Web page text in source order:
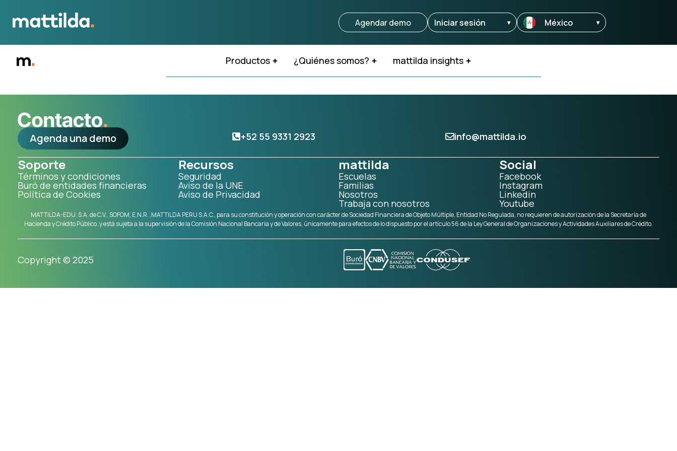
Agendar demo Iniciar sesión ▾ México
Productos ¿Quiénes somos? mattilda insights
Agenda una demo +52 55 9331 2923 info@mattilda.io
Soporte
Términos y condiciones
Buró de entidades financieras
Política de Cookies
Recursos
Seguridad
Aviso de la UNE
Aviso de Privacidad
mattilda
Escuelas
Familias
Nosotros
Trabaja con nosotros
Social
Facebook
Instagram
Linkedin
Youtube
MATTILDA-EDU, S.A. de C.V., SOFOM, E.N.R. ,MATTILDA PERU S.A.C., para su constitución y operación con carácter de Sociedad Financiera de Objeto Múltiple, Entidad No Regulada, no requieren de autorización de la Secretaría de
Hacienda y Crédito Público, y está sujeta a la supervisión de la Comisión Nacional Bancaria y de Valores, únicamente para efectos de lo dispuesto por el artículo 56 de la Ley General de Organizaciones y Actividades Auxiliares de Crédito.
Copyright © 2025